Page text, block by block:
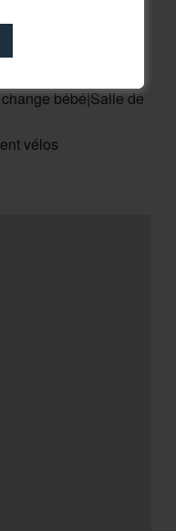
du musée.
bébé|Salle de
vélos